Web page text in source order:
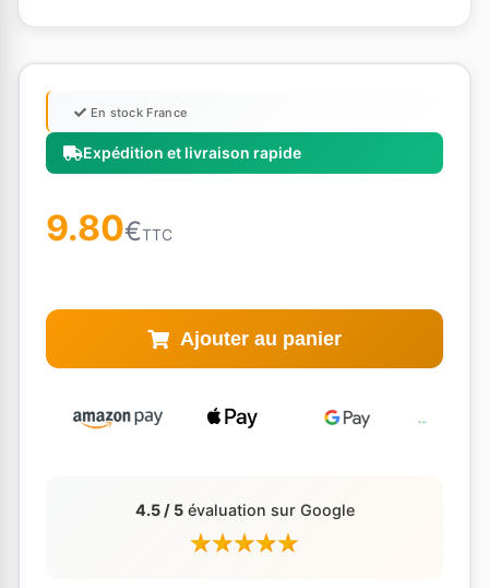
Expédition et livraison rapide
En stock France
9.80€TTC
Ajouter au panier
4.5 / 5évaluation sur Google